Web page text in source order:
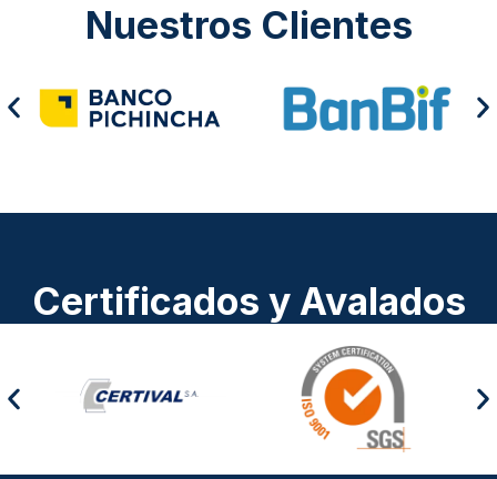
Nuestros Clientes
Certificados y Avalados